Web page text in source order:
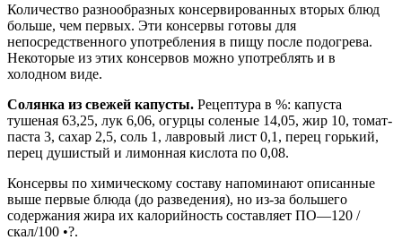
Количество разнообразных консервированных вторых блюд
больше, чем первых. Эти консервы готовы для
непосредственного употребления в пищу после подогрева.
Некоторые из этих консервов можно употреблять и в
холодном виде.
Солянка из свежей капусты. Рецептура в %: капуста
тушеная 63,25, лук 6,06, огурцы соленые 14,05, жир 10, томат-
паста 3, сахар 2,5, соль 1, лавровый лист 0,1, перец горький,
перец душистый и лимонная кислота по 0,08.
Консервы по химическому составу напоминают описанные
выше первые блюда (до разведения), но из-за большего
содержания жира их калорийность составляет ПО—120 /
скал/100 •?.